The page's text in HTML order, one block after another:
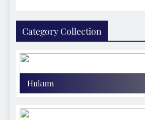
Category Collection
Hukum